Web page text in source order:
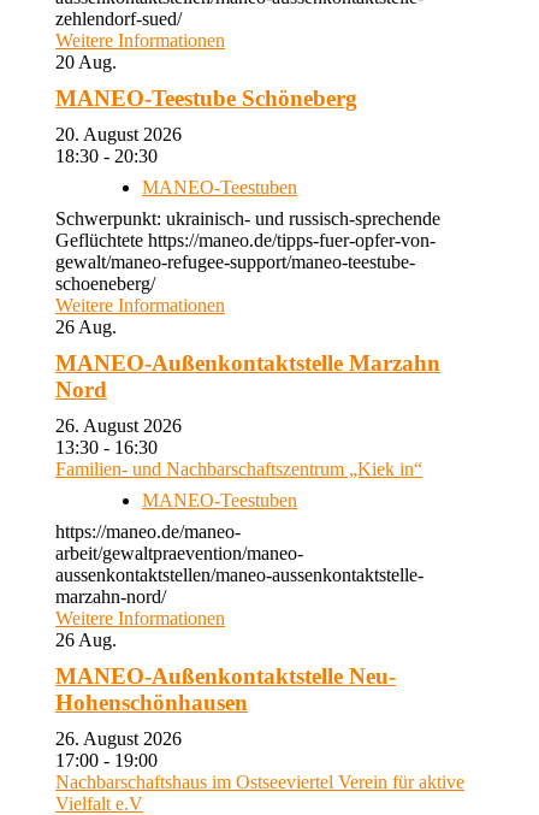
zehlendorf-sued/
Weitere Informationen
20 Aug.
MANEO-Teestube Schöneberg
20. August 2026
18:30 - 20:30
MANEO-Teestuben
Schwerpunkt: ukrainisch- und russisch-sprechende
Geflüchtete https://maneo.de/tipps-fuer-opfer-von-
gewalt/maneo-refugee-support/maneo-teestube-
schoeneberg/
Weitere Informationen
26 Aug.
MANEO-Außenkontaktstelle Marzahn
Nord
26. August 2026
13:30 - 16:30
Familien- und Nachbarschaftszentrum „Kiek in“
MANEO-Teestuben
https://maneo.de/maneo-
arbeit/gewaltpraevention/maneo-
aussenkontaktstellen/maneo-aussenkontaktstelle-
marzahn-nord/
Weitere Informationen
26 Aug.
MANEO-Außenkontaktstelle Neu-
Hohenschönhausen
26. August 2026
17:00 - 19:00
Nachbarschaftshaus im Ostseeviertel Verein für aktive
Vielfalt e.V